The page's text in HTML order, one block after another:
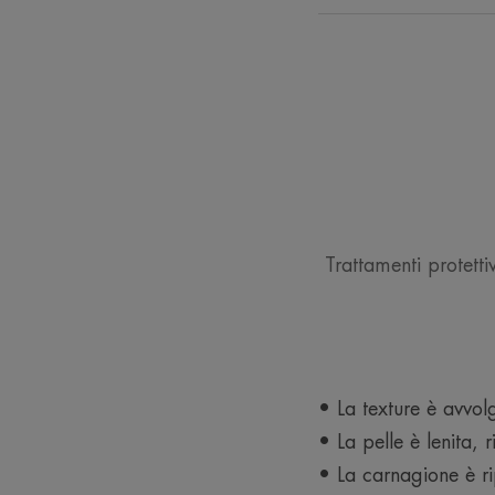
Trattamenti
• La texture è
• La pelle è lenita,
• La carnagione è